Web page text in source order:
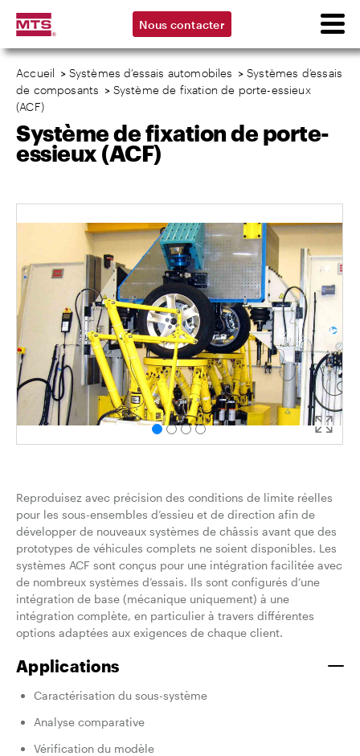
Nous contacter
Accueil > Systèmes d’essais automobiles >Systèmes d’essais
de composants > Système de fixation de porte-essieux
(ACF)
Système de fixation de porte-
essieux (ACF)
Reproduisez avec précision des conditions de limite réelles
pour les sous-ensembles d’essieu et de direction afin de
développer de nouveaux systèmes de châssis avant que des
prototypes de véhicules complets ne soient disponibles. Les
systèmes ACF sont conçus pour une intégration facilitée avec
de nombreux systèmes d’essais. Ils sont configurés d’une
intégration de base (mécanique uniquement) à une
intégration complète, en particulier à travers différentes
options adaptées aux exigences de chaque client.
Applications
Caractérisation du sous-système
Analyse comparative
Vérification du modèle